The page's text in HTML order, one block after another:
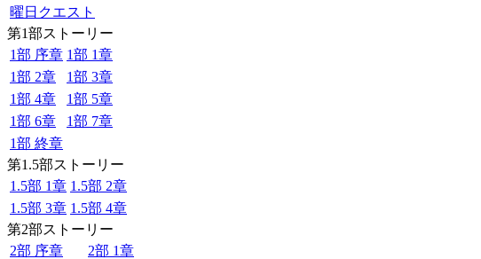
曜日クエスト
第1部ストーリー
1部 序章 1部 1章
1部 2章
1部 3章
1部 4章
1部 5章
1部 6章
1部 7章
1部 終章
第1.5部ストーリー
1.5部 1章 1.5部 2章
1.5部 3章 1.5部 4章
第2部ストーリー
2部 序章
2部 1章